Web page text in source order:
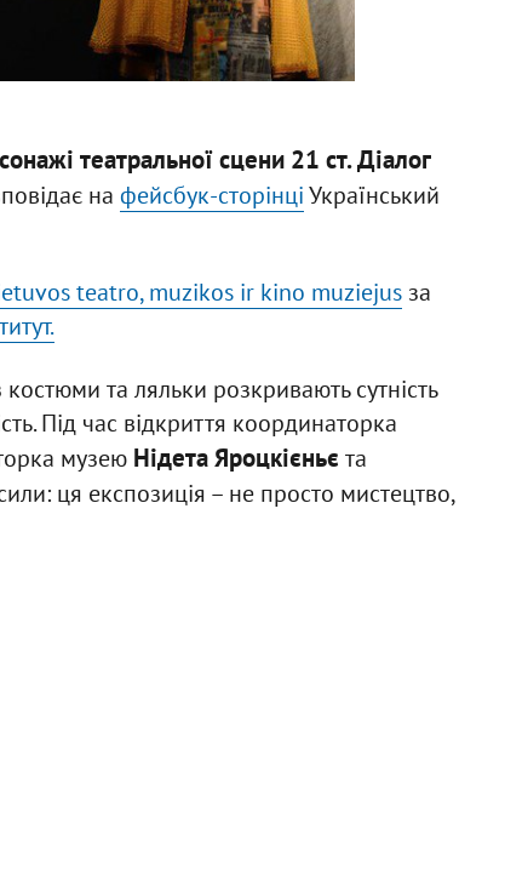
театральної сцени 21 ст. Діалог
на фейсбук-сторінціУкраїнський
teatro, muzikos ir kino muziejusза
та ляльки розкривають сутність
Під час відкриття координаторка
музею Нідета Яроцкієньє та
ця експозиція – не просто мистецтво,